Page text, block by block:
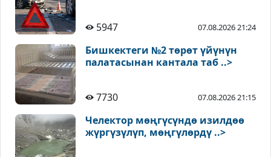
5947 07.08.2026 21:24
Бишкектеги №2 төрөт үйүнүн
палатасынан кантала таб ..>
7730 07.08.2026 21:15
Челектор мөңгүсүндө изилдөө
жүргүзүлүп, мөңгүлөрдү ..>